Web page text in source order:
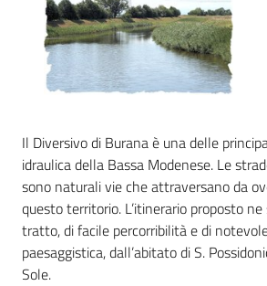
Servizi
Documenti
Scopri
il
territorio
Menu selezionato
Il Diversivo di Burana è una delle
idraulica della Bassa Modenese. Le
sono naturali vie che attraversano da
questo territorio. L’itinerario proposto
tratto, di facile percorribilità e di
paesaggistica, dall’abitato di S.
Sole.